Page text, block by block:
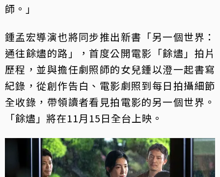
師。」
鍾孟宏導演也將同步推出新書「另一個世界：
通往餘燼的路」，首度公開電影「餘燼」拍片
歷程，並與擔任劇照師的女兒鍾以澄一起書寫
紀錄，從創作告白、電影劇照到每日拍攝細節
全收錄，帶領讀者看見拍電影的另一個世界。
「餘燼」將在11月15日全台上映。